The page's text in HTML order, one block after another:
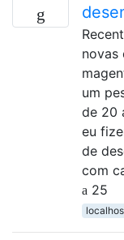
novas
um
de 20
eu
de
com
25